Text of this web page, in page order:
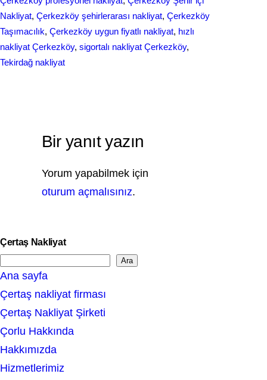
Nakliyat, Çerkezköy şehirlerarası nakliyat, Çerkezköy
Taşımacılık, Çerkezköy uygun fiyatlı nakliyat, hızlı
nakliyat Çerkezköy, sigortalı nakliyat Çerkezköy
Tekirdağ nakliyat
Bir yanıt yazın
Yorum yapabilmek için
oturum açmalısınız.
Çertaş Nakliyat
e
a
r
c
h
Ara
Ana sayfa
Çertaş nakliyat firması
Çertaş Nakliyat Şirketi
Çorlu Hakkında
Hakkımızda
Hizmetlerimiz